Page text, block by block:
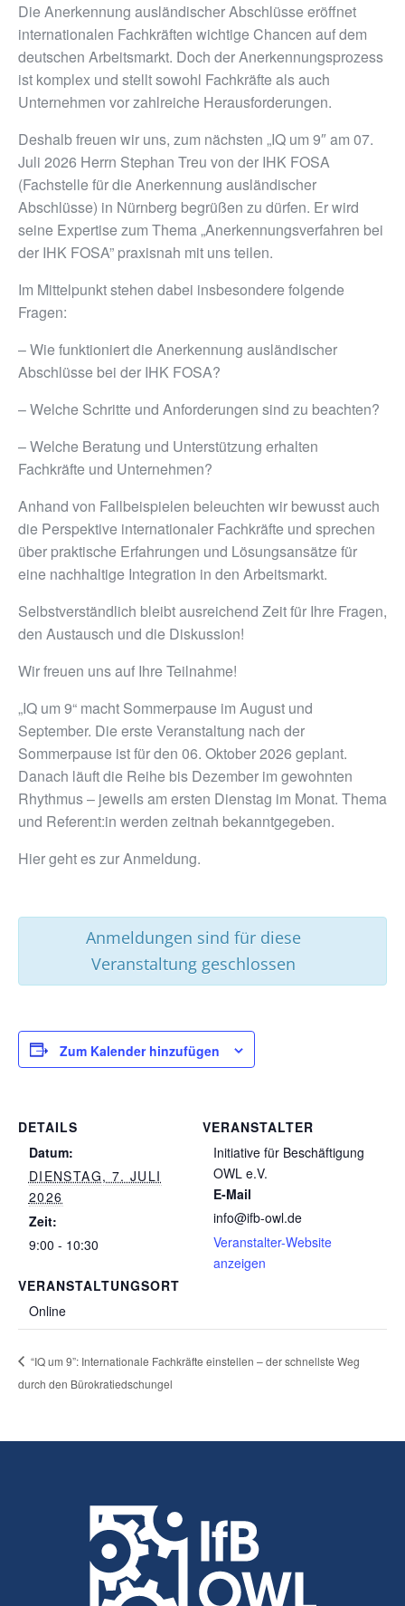
Die Anerkennung ausländischer Abschlüsse eröffnet
internationalen Fachkräften wichtige Chancen auf dem
deutschen Arbeitsmarkt. Doch der Anerkennungsprozess
ist komplex und stellt sowohl Fachkräfte als auch
Unternehmen vor zahlreiche Herausforderungen.
Deshalb freuen wir uns, zum nächsten „IQ um 9″ am 07.
Juli 2026 Herrn Stephan Treu von der IHK FOSA
(Fachstelle für die Anerkennung ausländischer
Abschlüsse) in Nürnberg begrüßen zu dürfen. Er wird
seine Expertise zum Thema „Anerkennungsverfahren bei
der IHK FOSA” praxisnah mit uns teilen.
Im Mittelpunkt stehen dabei insbesondere folgende
Fragen:
– Wie funktioniert die Anerkennung ausländischer
Abschlüsse bei der IHK FOSA?
– Welche Schritte und Anforderungen sind zu beachten?
– Welche Beratung und Unterstützung erhalten
Fachkräfte und Unternehmen?
Anhand von Fallbeispielen beleuchten wir bewusst auch
die Perspektive internationaler Fachkräfte und sprechen
über praktische Erfahrungen und Lösungsansätze für
eine nachhaltige Integration in den Arbeitsmarkt.
Selbstverständlich bleibt ausreichend Zeit für Ihre Fragen,
den Austausch und die Diskussion!
Wir freuen uns auf Ihre Teilnahme!
„IQ um 9“ macht Sommerpause im August und
September. Die erste Veranstaltung nach der
Sommerpause ist für den 06. Oktober 2026 geplant.
Danach läuft die Reihe bis Dezember im gewohnten
Rhythmus – jeweils am ersten Dienstag im Monat. Thema
und Referent:in werden zeitnah bekanntgegeben.
Hier geht es zur Anmeldung.
Anmeldungen sind für diese
Veranstaltung geschlossen
Zum Kalender hinzufügen
DETAILS
Datum:
DIENSTAG, 7. JULI
2026
Zeit:
9:00 - 10:30
VERANSTALTUNGSORT
Online
VERANSTALTER
Initiative für Beschäftigung
OWL e.V.
E-Mail
info@ifb-owl.de
Veranstalter-Website
anzeigen
“IQ um 9”: Internationale Fachkräfte einstellen – der schnellste Weg
durch den Bürokratiedschungel